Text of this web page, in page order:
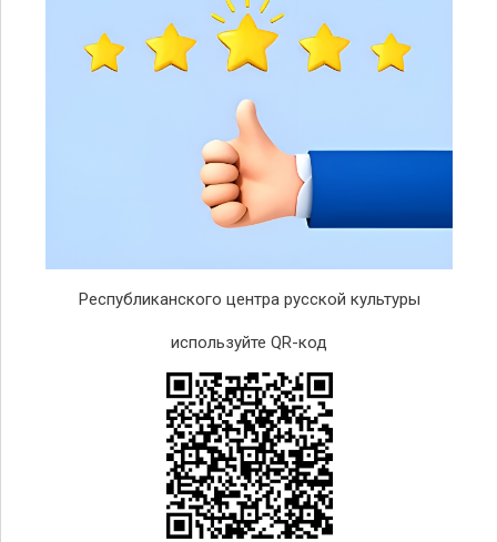
Республиканского центра русской культуры
используйте QR-код